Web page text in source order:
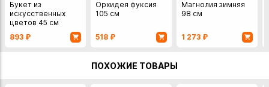
Букет из
искусственных
цветов 45 см
893 ₽
Орхидея фуксия
105 см
518 ₽
Магнолия зимняя
98 см
1 273 ₽
ПОХОЖИЕ ТОВАРЫ